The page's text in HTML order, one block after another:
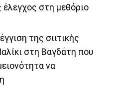
έλεγχος στη μεθόριο
της σιιτικής
στη Βαγδάτη που
να